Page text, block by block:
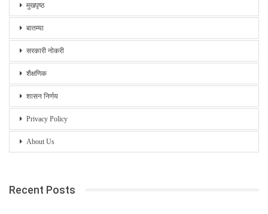
मुखपृष्ठ
बातम्या
सरकारी नोकरी
शैक्षणिक
शासन निर्णय
Privacy Policy
About Us
Recent Posts